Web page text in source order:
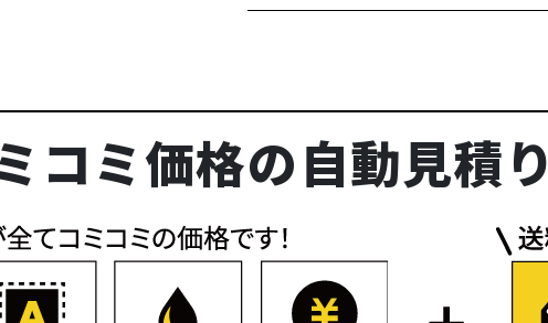
コミ価格の自動見積り